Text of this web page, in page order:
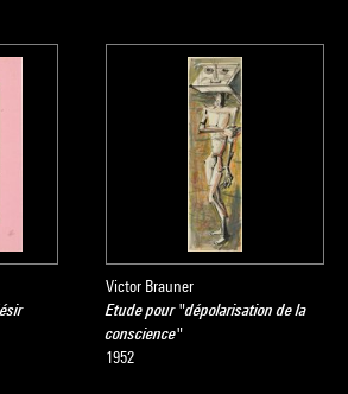
Victor Brauner
Etude pour "dépolarisation de la
conscience"
1952